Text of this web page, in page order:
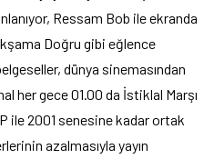
Ressam Bob ile ekranda
Doğru gibi eğlence
dünya sinemasından
her gece 01.00 da İstiklal Marşı
ile 2001 senesine kadar ortak
azalmasıyla yayın